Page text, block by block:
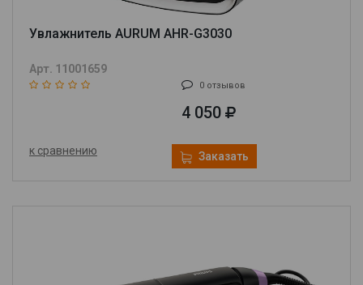
Увлажнитель AURUM AHR-G3030
Арт. 11001659
0 отзывов
4 050
к сравнению Заказать